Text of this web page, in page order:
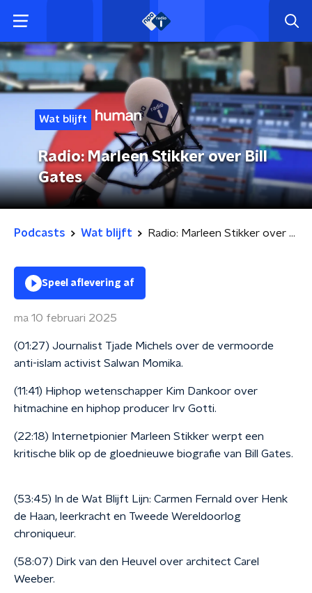
Wat blijft
Radio: Marleen Stikker over Bill
Gates
Podcasts Wat blijft Radio: Marleen Stikker over Bill Gates
Speel aflevering af
ma 10 februari 2025
(01:27) Journalist Tjade Michels over de vermoorde
anti-islam activist Salwan Momika.
(11:41) Hiphop wetenschapper Kim Dankoor over
hitmachine en hiphop producer Irv Gotti.
(22:18) Internetpionier Marleen Stikker werpt een
kritische blik op de gloednieuwe biografie van Bill Gates.
(53:45) In de Wat Blijft Lijn: Carmen Fernald over Henk
de Haan, leerkracht en Tweede Wereldoorlog
chroniqueur.
(58:07) Dirk van den Heuvel over architect Carel
Weeber.